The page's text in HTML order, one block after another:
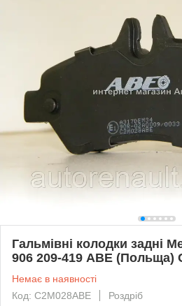
Гальмівні колодки задні
906 209-419 ABE (Польща)
Немає в наявності
Код: C2M028ABE
Роздріб